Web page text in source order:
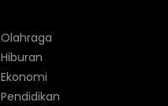
Olahraga
Hiburan
Ekonomi
Pendidikan